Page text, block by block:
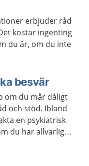
erbjuder råd
kostar ingenting
du är, om du inte
besvär
om du mår dåligt
och stöd. Ibland
en psykiatrisk
du har allvarliga